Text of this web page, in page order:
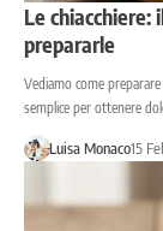
Le chiacchiere:
prepararle
Vediamo come
semplice per ottenere
Luisa Monaco15